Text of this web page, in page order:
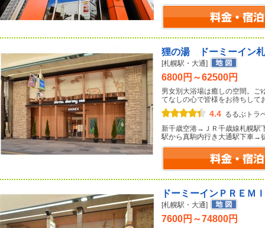
狸の湯 ドーミーイン
[札幌駅・大通]
6800円～62500円
男女別大浴場は癒しの空間。ご
てなしの心で皆様をお待ちして
4.4 るるぶトラ
新千歳空港→ＪＲ千歳線札幌駅
駅から真駒内行き大通駅下車→
ドーミーインＰＲＥＭ
[札幌駅・大通]
7600円～74800円